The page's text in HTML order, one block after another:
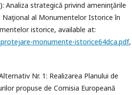
Analiza strategică privind ameninţările
al Monumentelor Istorice în
istorice, available at:
monumente-istorice64dca.pdf,
Nr. 1: Realizarea Planului de
propuse de Comisia Europeană